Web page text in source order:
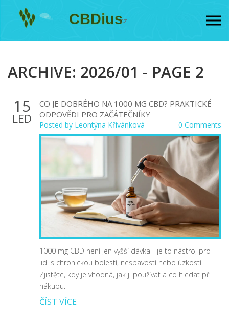
ARCHIVE: 2026/01 - PAGE 2
15
LED
CO JE DOBRÉHO NA 1000 MG CBD? PRAKTICKÉ
ODPOVĚDI PRO ZAČÁTEČNÍKY
Posted by Leontýna Křivánková 0 Comments
1000 mg CBD není jen vyšší dávka - je to nástroj pro
lidi s chronickou bolestí, nespavostí nebo úzkostí.
Zjistěte, kdy je vhodná, jak ji používat a co hledat při
nákupu.
ČÍST VÍCE